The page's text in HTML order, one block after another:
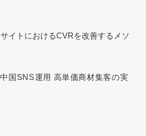
サイトにおけるCVRを改善するメソ